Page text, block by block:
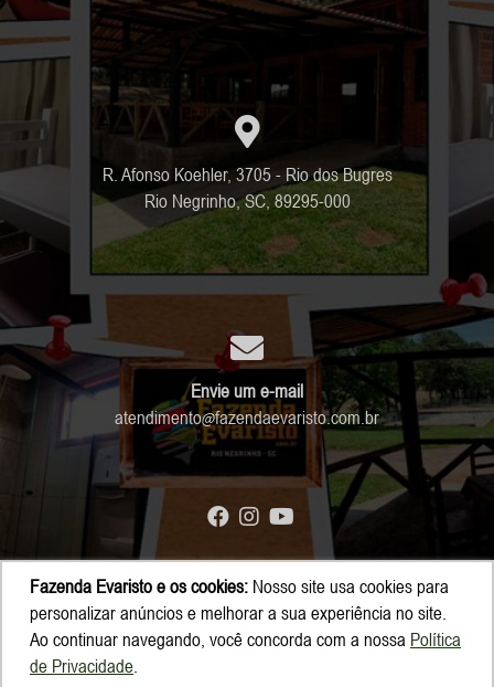
R. Afonso Koehler, 3705 - Rio dos Bugres
Rio Negrinho, SC, 89295-000
Envie um e-mail
atendimento fazendaevaristo.com.br
© Copyright 2026 - Fazenda Evaristo
Fazenda Evaristo e os cookies: Nosso site usa cookies para
personalizar anúncios e melhorar a sua experiência no site.
Ao continuar navegando, você concorda com a nossa Política
de Privacidade.